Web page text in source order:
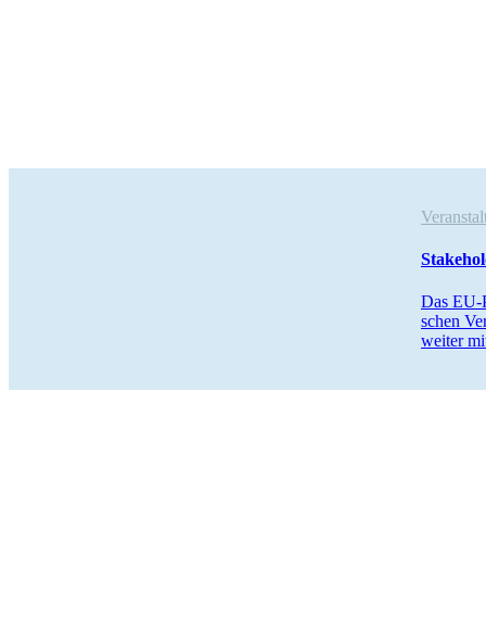
Das EU-
schen
weiter